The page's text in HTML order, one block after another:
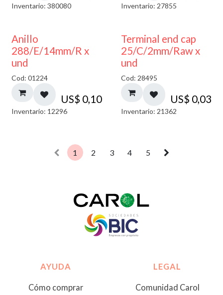
Inventario: 380080 Inventario: 27855
Anillo
288/E/14mm/R x
und
Cod: 01224
US$ 0,10
Inventario: 12296
Terminal end cap
25/C/2mm/Raw x
und
Cod: 28495
US$ 0,03
Inventario: 21362
1 2 3 4 5
AYUDA
Cómo comprar
LEGAL
Comunidad Carol